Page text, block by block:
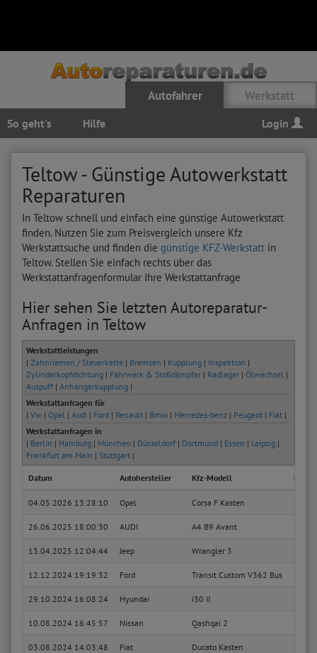
Autofahrer Werkstatt
So geht's Hilfe Login
Teltow - Günstige Autowerkstatt
Reparaturen
In Teltow schnell und einfach eine günstige Autowerkstatt
finden. Nutzen Sie zum Preisvergleich unsere Kfz
Werkstattsuche und finden die günstige KFZ-Werkstatt in
Teltow. Stellen Sie einfach rechts über das
Werkstattanfragenformular Ihre Werkstattanfrage
Hier sehen Sie letzten Autoreparatur-
Anfragen in Teltow
Werkstattleistungen
| Zahnriemen / Steuerkette | Bremsen | Kupplung | Inspektion |
Zylinderkopfdichtung | Fahrwerk & Stoßdämpfer | Radlager | Ölwechsel |
Auspuff | Anhängerkupplung |
Werkstattanfragen für
| Vw | Opel | Audi | Ford | Renault | Bmw | Mercedes-benz | Peugeot | Fiat |
Werkstattanfragen in
| Berlin | Hamburg | München | Düsseldorf | Dortmund | Essen | Leipzig |
Frankfurt am Main | Stuttgart |
Datum Autohersteller Kfz-Modell Kfz-
04.05.2026 13:28:10 Opel Corsa F Kasten
26.06.2025 18:00:30 AUDI A4 B9 Avant
13.04.2025 12:04:44 Jeep Wrangler 3
12.12.2024 19:19:32 Ford Transit Custom V362 Bus
29.10.2024 16:08:24 Hyundai i30 II
10.08.2024 16:45:57 Nissan Qashqai 2
03.08.2024 14:03:48 Fiat Ducato Kasten